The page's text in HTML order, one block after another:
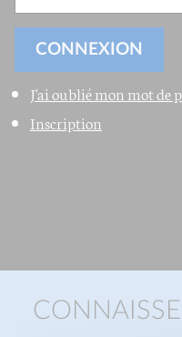
J'ai oublié mon mot de
Inscription